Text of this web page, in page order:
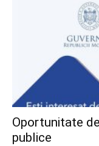
Oportunitate
publice